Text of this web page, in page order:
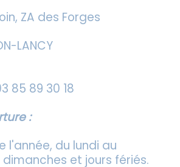
ZA des Forges
LANCY
85 89 30 18
:
l'année, du lundi au
et jours fériés.